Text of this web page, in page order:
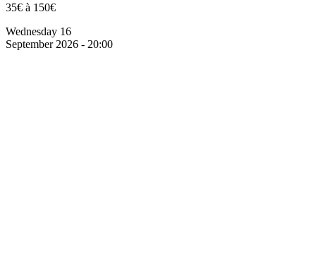
35€ à 150€
Wednesday 16
September 2026 - 20:00